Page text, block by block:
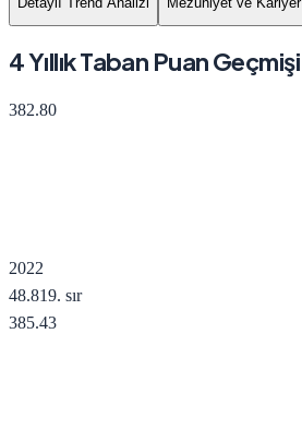
4 Yıllık Taban Puan Geçmişi
382.80
2022
48.819. sır
385.43